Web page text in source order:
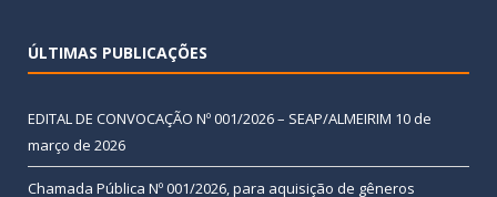
ÚLTIMAS PUBLICAÇÕES
EDITAL DE CONVOCAÇÃO Nº 001/2026 – SEAP/ALMEIRIM 10 de
março de 2026
Chamada Pública Nº 001/2026, para aquisição de gêneros